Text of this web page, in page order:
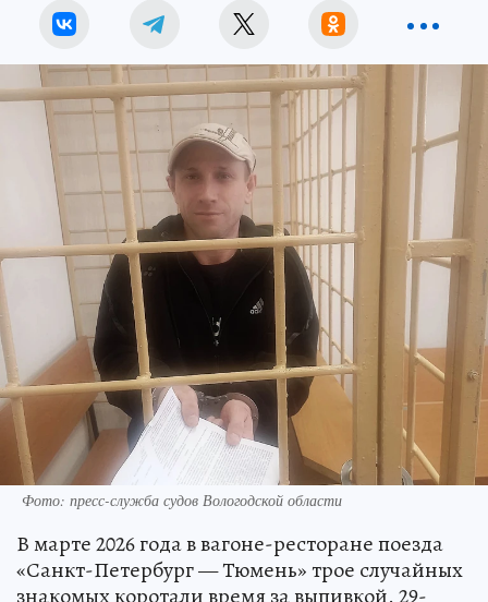
Фото: пресс-служба судов Вологодской области
В марте 2026 года в вагоне-ресторане поезда
«Санкт-Петербург — Тюмень» трое случайных
знакомых коротали время за выпивкой. 29-